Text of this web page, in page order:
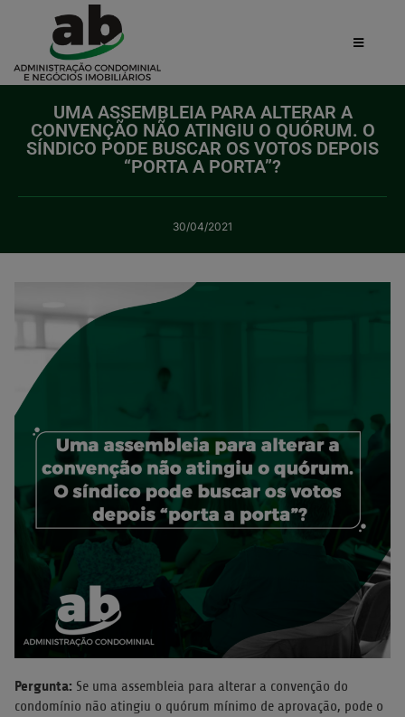
UMA ASSEMBLEIA PARA ALTERAR A
CONVENÇÃO NÃO ATINGIU O QUÓRUM. O
SÍNDICO PODE BUSCAR OS VOTOS DEPOIS
“PORTA A PORTA”?
30/04/2021
Pergunta: Se uma assembleia para alterar a convenção do
condomínio não atingiu o quórum mínimo de aprovação, pode o